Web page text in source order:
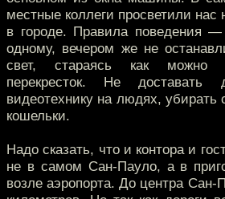
местные коллеги просветили нас
в городе. Правила поведения
одному, вечером же не
свет, стараясь как можно
перекресток. Не
видеотехнику на людях,
кошельки.
Надо сказать, что и контора и
не в самом Сан-Пауло, а в
возле аэропорта. До центра Сан-